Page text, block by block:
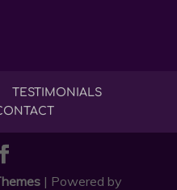
TESTIMONIALS
| Powered by